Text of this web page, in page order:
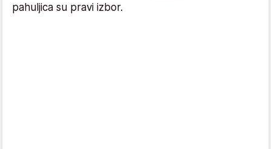
pahuljica su pravi izbor.